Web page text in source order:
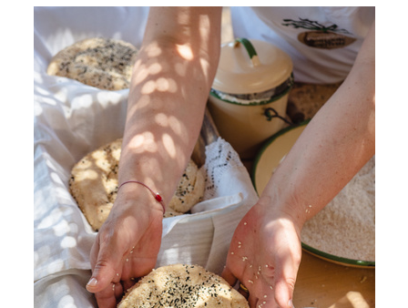
2010
2006
ΤΟΠΟΣ
ΠΟΛΙΤΙΣΜΟΣ
ΑΝΘΕΚΤΙΚΗ
ΠΟΛΗ